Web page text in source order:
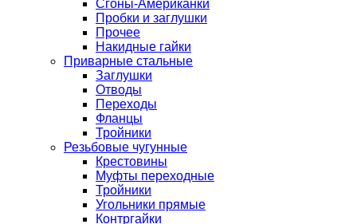
Сгоны-Американки
Пробки и заглушки
Прочее
Накидные гайки
Приварные стальные
Заглушки
Отводы
Переходы
Фланцы
Тройники
Резьбовые чугунные
Крестовины
Муфты переходные
Тройники
Угольники прямые
Контргайки